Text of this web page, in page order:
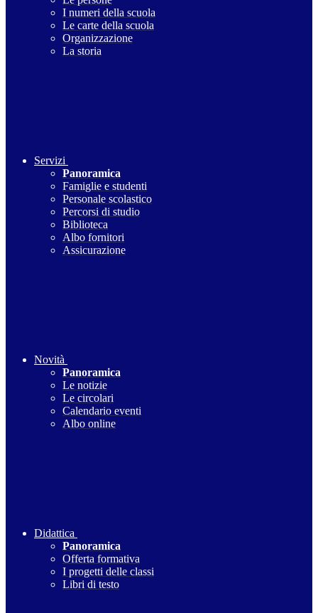
I numeri della scuola
Le carte della scuola
Organizzazione
La storia
Servizi
Panoramica
Famiglie e studenti
Personale scolastico
Percorsi di studio
Biblioteca
Albo fornitori
Assicurazione
Novità
Panoramica
Le notizie
Le circolari
Calendario eventi
Albo online
Didattica
Panoramica
Offerta formativa
I progetti delle classi
Libri di testo